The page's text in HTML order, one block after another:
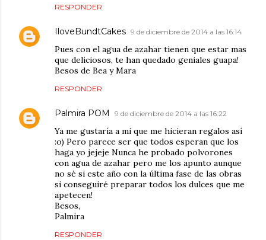
RESPONDER
IloveBundtCakes 9 de diciembre de 2014 a las 16:14
Pues con el agua de azahar tienen que estar mas
que deliciosos, te han quedado geniales guapa!
Besos de Bea y Mara
RESPONDER
Palmira POM 9 de diciembre de 2014 a las 16:22
Ya me gustaría a mi que me hicieran regalos así
:o) Pero parece ser que todos esperan que los
haga yo jejeje Nunca he probado polvorones
con agua de azahar pero me los apunto aunque
no sé si este año con la última fase de las obras
si conseguiré preparar todos los dulces que me
apetecen!
Besos,
Palmira
RESPONDER